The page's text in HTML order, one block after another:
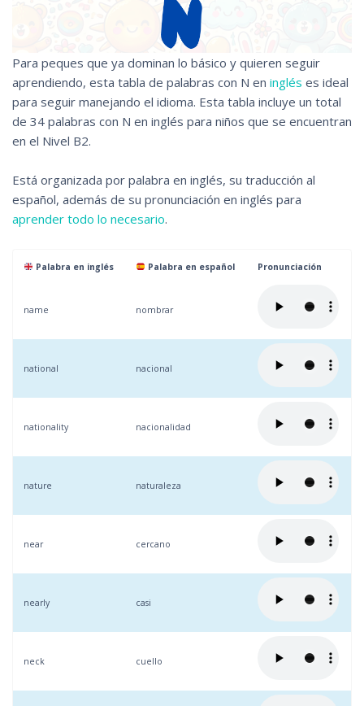
Para peques que ya dominan lo básico y quieren seguir
aprendiendo, esta tabla de palabras con N en inglés es ideal
para seguir manejando el idioma. Esta tabla incluye un total
de 34 palabras con N en inglés para niños que se encuentran
en el Nivel B2.
Está organizada por palabra en inglés, su traducción al
español, además de su pronunciación en inglés para
aprender todo lo necesario.
Palabra en inglés Palabra en español Pronunciación
name nombrar
national nacional
nationality nacionalidad
nature naturaleza
near cercano
nearly casi
neck cuello